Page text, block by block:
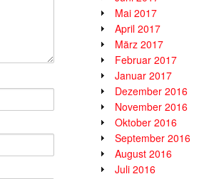
Mai 2017
April 2017
März 2017
Februar 2017
Januar 2017
Dezember 2016
November 2016
Oktober 2016
September 2016
August 2016
Juli 2016